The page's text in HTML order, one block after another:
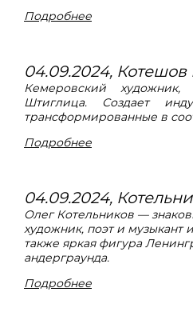
Подробнее
04.09.2024,
Кемеровский художник,
Штиглица. Создает
трансформированные в
Подробнее
04.09.2024,
Олег Котельников —
художник, поэт и музыкант
также яркая фигура
андерграунда.
Подробнее